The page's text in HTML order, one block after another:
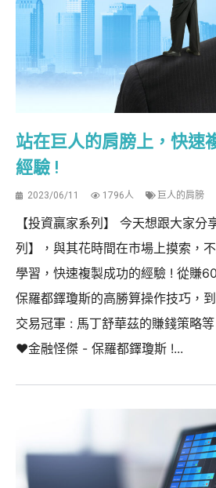
站在巨人的肩膀上，快速
經驗 !
2023/06/11 1796人 巨人的肩膀
【投資贏家系列】 今天想跟大家分
列】，與其花時間在市場上摸索，
學習，快速複製成功的經驗 ! 從賺
保羅都鐸瓊斯的高勝算操作技巧，
交易冠軍 : 馬丁舒華茲的賺錢策略
❤️金融怪傑 - 保羅都鐸瓊斯 !...